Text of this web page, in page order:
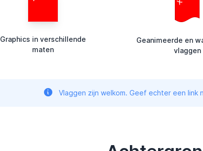
Graphics in verschillende
maten
Geanimeerde en
vlaggen
Vlaggen zijn welkom. Geef echter een link